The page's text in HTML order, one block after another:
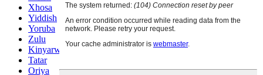
Xhosa
Yiddish
Yoruba
Zulu
Kinyarwanda
Tatar
Oriya